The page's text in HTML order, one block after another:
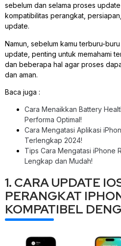
sebelum dan selama proses
kompatibilitas perangkat,
update.
Namun, sebelum kamu terburu-
update, penting untuk memahami
dan beberapa hal agar proses
dan aman.
Baca juga :
Cara Menaikkan Battery
Performa Optimal!
Cara Mengatasi Aplikasi
Terlengkap 2024!
Tips Cara Mengatasi iPhone
Lengkap dan Mudah!
1. CARA UPDATE
PERANGKAT
KOMPATIBEL